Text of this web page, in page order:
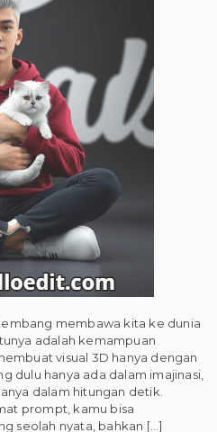
membawa kita ke dunia
adalah kemampuan
visual 3D hanya dengan
dulu hanya ada dalam imajinasi,
dalam hitungan detik.
prompt, kamu bisa
seolah nyata, bahkan […]